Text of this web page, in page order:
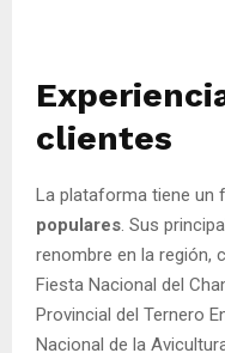
clientes
La plataforma tiene un
populares . Sus
renombre en la región,
Fiesta Nacional del
Provincial del Ternero
Nacional de la